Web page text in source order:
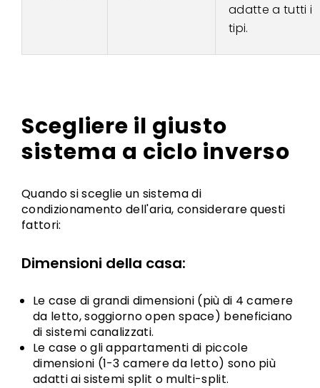
adatte a tutti i
tipi.
Scegliere il giusto
sistema a ciclo inverso
Quando si sceglie un sistema di
condizionamento dell'aria, considerare questi
fattori:
Dimensioni della casa:
Le case di grandi dimensioni (più di 4 camere
da letto, soggiorno open space) beneficiano
di sistemi canalizzati.
Le case o gli appartamenti di piccole
dimensioni (1-3 camere da letto) sono più
adatti ai sistemi split o multi-split.